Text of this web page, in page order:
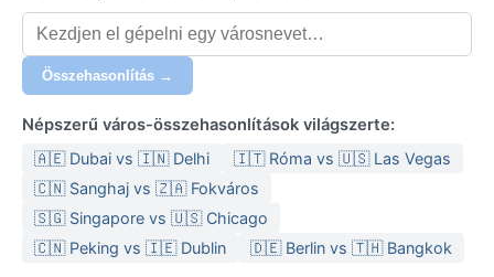
Összehasonlítás →
Népszerű város-összehasonlítások világszerte:
🇦🇪 Dubai vs 🇮🇳 Delhi
🇮🇹 Róma vs 🇺🇸 Las Vegas
🇨🇳 Sanghaj vs 🇿🇦 Fokváros
🇸🇬 Singapore vs 🇺🇸 Chicago
🇨🇳 Peking vs 🇮🇪 Dublin
🇩🇪 Berlin vs 🇹🇭 Bangkok